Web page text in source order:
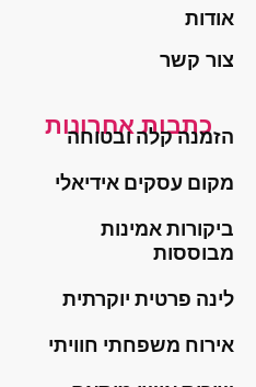
אודות
צור קשר
כתבות אחרונות
הזמנה קלה ובטוחה
מקום עסקים אידיאלי
ביקורות אמינות
מבוססות
לינה פרטית יוקרתית
אירוח משפחתי חוויתי